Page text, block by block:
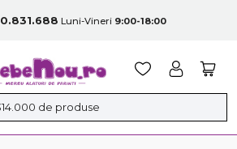
Luni-Vineri 9:00-18:00